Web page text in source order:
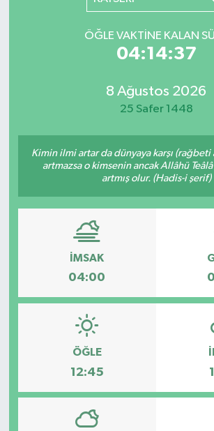
ÖĞLE VAKTINE KALAN
04:14:37
8 Ağustos 2026
25 Safer 1448
Kimin ilmi artar da dünyaya karşı (rağbeti
artmazsa o kimsenin ancak Allâhü
artmış olur. (Hadis-i şerif)
İMSAK
04:00
ÖĞLE
12:45